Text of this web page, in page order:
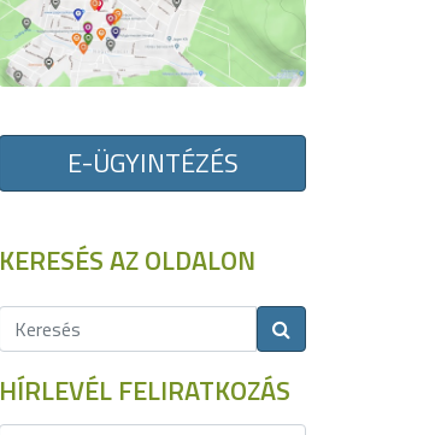
E-ÜGYINTÉZÉS
KERESÉS AZ OLDALON
HÍRLEVÉL FELIRATKOZÁS